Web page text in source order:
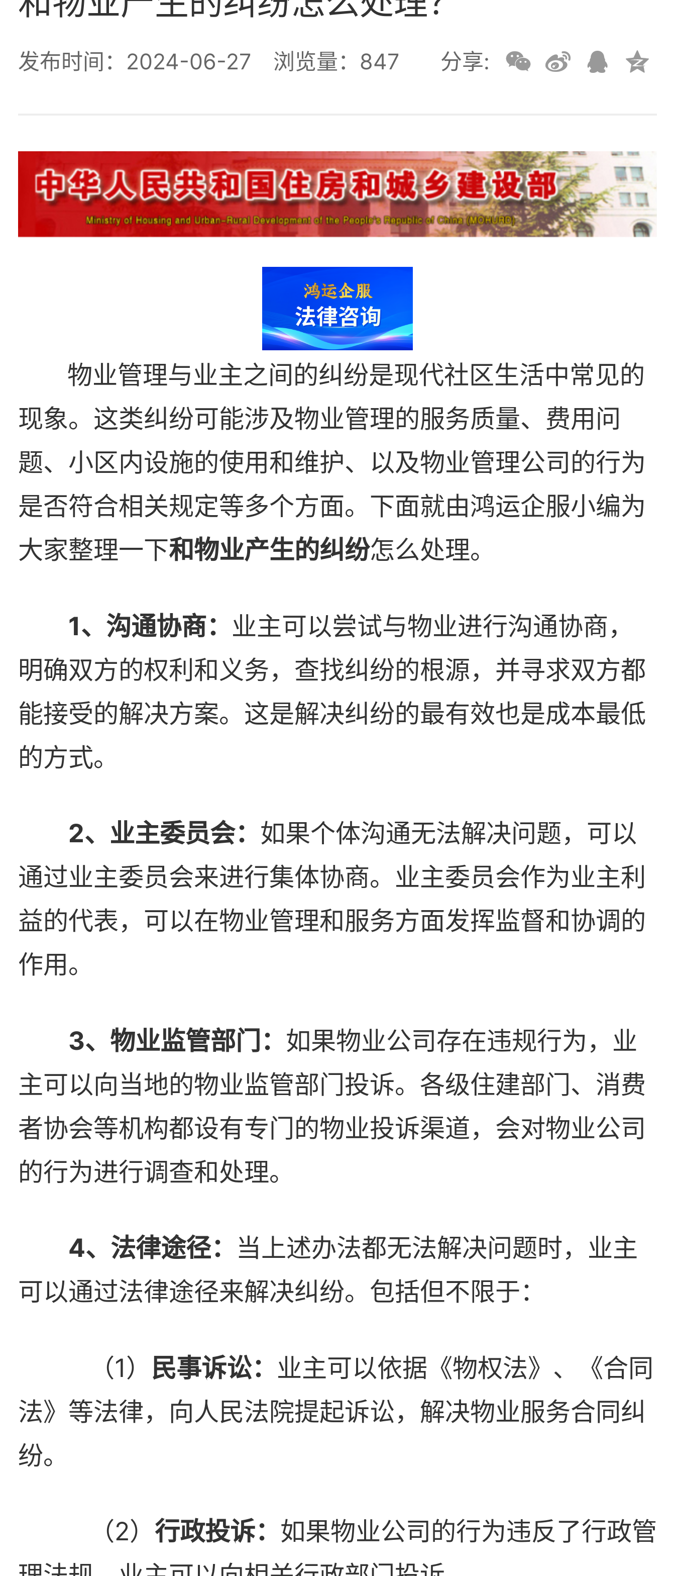
发布时间：2024-06-27 浏览量：847 分享:
物业管理与业主之间的纠纷是现代社区生活中常见的
现象。这类纠纷可能涉及物业管理的服务质量、费用问
题、小区内设施的使用和维护、以及物业管理公司的行为
是否符合相关规定等多个方面。下面就由鸿运企服小编为
大家整理一下和物业产生的纠纷怎么处理。
1、 沟通协商： 业主可以尝试与物业进行沟通协商，
明确双方的权利和义务，查找纠纷的根源，并寻求双方都
能接受的解决方案。这是解决纠纷的最有效也是成本最低
的方式。
2、 业主委员会： 如果个体沟通无法解决问题，可以
通过业主委员会来进行集体协商。业主委员会作为业主利
益的代表，可以在物业管理和服务方面发挥监督和协调的
作用。
3、 物业监管部门： 如果物业公司存在违规行为，业
主可以向当地的物业监管部门投诉。各级住建部门、消费
者协会等机构都设有专门的物业投诉渠道，会对物业公司
的行为进行调查和处理。
4、 法律途径： 当上述办法都无法解决问题时，业主
可以通过法律途径来解决纠纷。包括但不限于：
（1） 民事诉讼： 业主可以依据《物权法》、《合同
法》等法律，向人民法院提起诉讼，解决物业服务合同纠
纷。
（2） 行政投诉： 如果物业公司的行为违反了行政管